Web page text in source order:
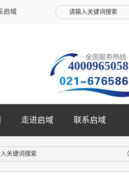
启域
4000965058
走进启域 联系启域